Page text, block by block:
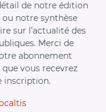
de notre édition
notre synthèse
sur l’actualité des
Merci de
abonnement
vous recevrez
inscription.